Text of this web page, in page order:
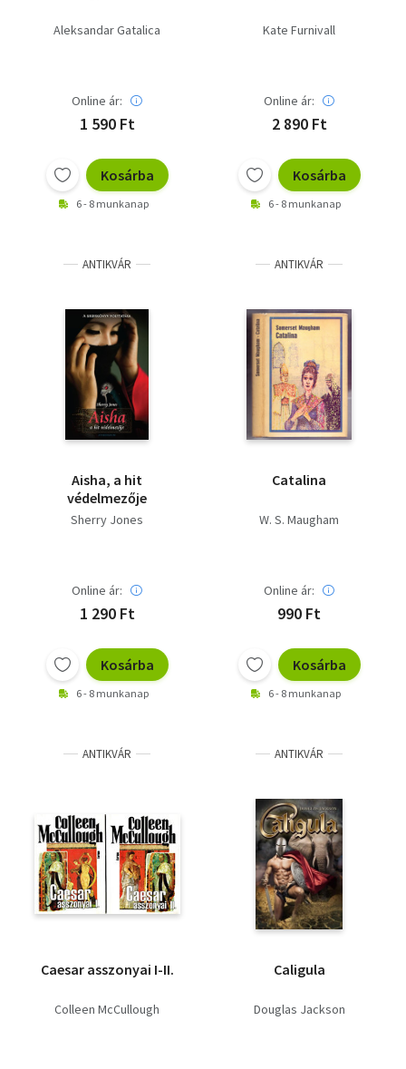
Aleksandar Gatalica
Online ár:
1 590 Ft
Kosárba
6 - 8 munkanap
Kate Furnivall
Online ár:
2 890 Ft
Kosárba
6 - 8 munkanap
ANTIKVÁR
Aisha, a hit
védelmezője
Sherry Jones
Online ár:
1 290 Ft
Kosárba
6 - 8 munkanap
ANTIKVÁR
Catalina
W. S. Maugham
Online ár:
990 Ft
Kosárba
6 - 8 munkanap
ANTIKVÁR
Caesar asszonyai I-II.
Colleen McCullough
ANTIKVÁR
Caligula
Douglas Jackson